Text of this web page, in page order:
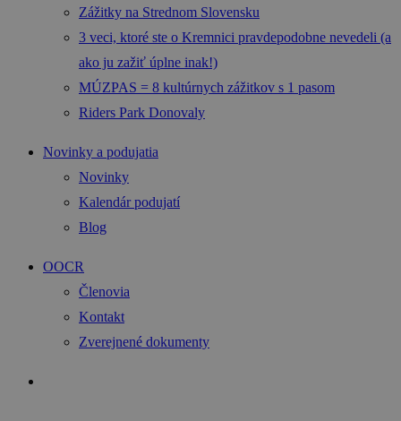
Zážitky na Strednom Slovensku
3 veci, ktoré ste o Kremnici pravdepodobne nevedeli (a
ako ju zažiť úplne inak!)
MÚZPAS = 8 kultúrnych zážitkov s 1 pasom
Riders Park Donovaly
Novinky a podujatia
Novinky
Kalendár podujatí
Blog
OOCR
Členovia
Kontakt
Zverejnené dokumenty